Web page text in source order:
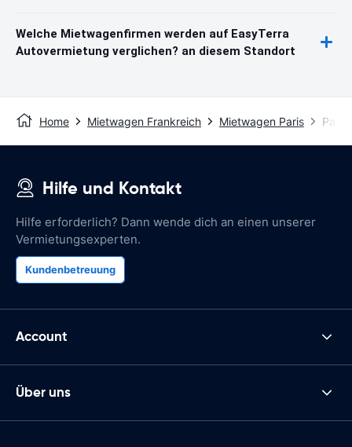
Welche Mietwagenfirmen werden auf EasyTerra
Autovermietung verglichen? an diesem Standort
Home Mietwagen Frankreich Mietwagen Paris Paris
Hilfe und Kontakt
Hilfe erforderlich? Dann wende dich an einen unserer
Vermietungsexperten.
Kundenbetreuung
Account
Über uns